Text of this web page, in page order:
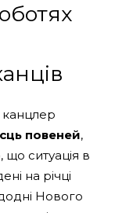
повеней,
ситуація в
на річці
Нового